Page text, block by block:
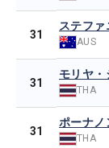
31
ステファ
AUS
31
モリヤ・
THA
31
ポーナノ
THA